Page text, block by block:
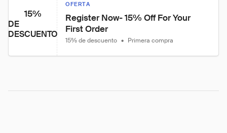
15%
DE
DESCUENTO
OFERTA
Register Now- 15% Off For Your
First Order
15% de descuento • Primera compra